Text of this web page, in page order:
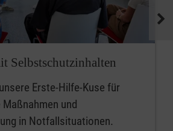
Selbstschutzinhalten
Erste-Hilfe-Kuse für
und
in Notfallsituationen.